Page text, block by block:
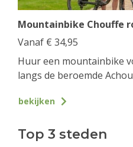
Mountainbike Chouffe
Vanaf € 34,95
Huur een mountainbike
langs de beroemde
bekijken
Top 3 steden